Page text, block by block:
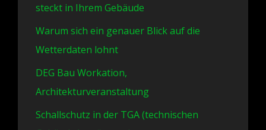
steckt in Ihrem Gebäude
Warum sich ein genauer Blick auf die
Wetterdaten lohnt
DEG Bau Workation,
Architekturveranstaltung
Schallschutz in der TGA (technischen